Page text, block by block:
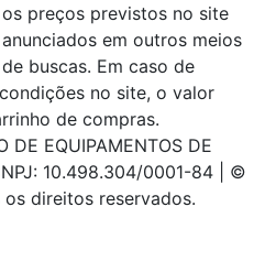
preços previstos no site
em outros meios
buscas. Em caso de
no site, o valor
de compras.
DE EQUIPAMENTOS DE
10.498.304/0001-84 | ©
direitos reservados.